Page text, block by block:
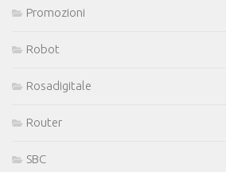
Promozioni
Robot
Rosadigitale
Router
SBC